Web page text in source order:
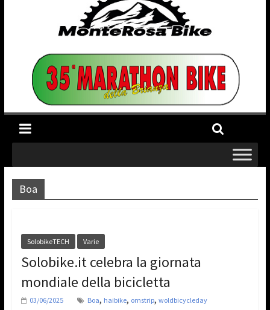
Boa
SolobikeTECH Varie
Solobike.it celebra la giornata
mondiale della bicicletta
03/06/2025 Boa, haibike, omstrip, woldbicycleday